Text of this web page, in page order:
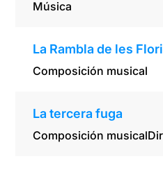
Música
La Rambla de les
Composición musical
La tercera fuga
Composición musical